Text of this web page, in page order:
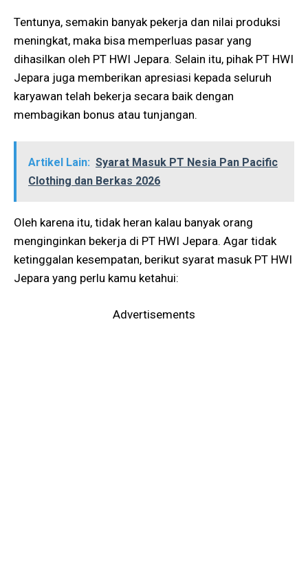
Tentunya, semakin banyak pekerja dan nilai produksi
meningkat, maka bisa memperluas pasar yang
dihasilkan oleh PT HWI Jepara. Selain itu, pihak PT HWI
Jepara juga memberikan apresiasi kepada seluruh
karyawan telah bekerja secara baik dengan
membagikan bonus atau tunjangan.
Artikel Lain: Syarat Masuk PT Nesia Pan Pacific
Clothing dan Berkas 2026
Oleh karena itu, tidak heran kalau banyak orang
menginginkan bekerja di PT HWI Jepara. Agar tidak
ketinggalan kesempatan, berikut syarat masuk PT HWI
Jepara yang perlu kamu ketahui:
Advertisements